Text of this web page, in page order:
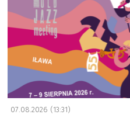
07.08.2026 (13:31)